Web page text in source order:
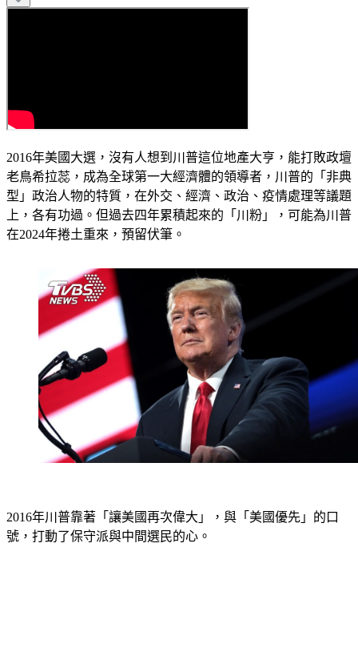
2016年美國大選，沒有人想到川普這位地產大亨，能打敗政壇
老鳥希拉蕊，成為全球第一大經濟體的領導者，川普的「非典
型」政治人物的特質，在外交、經濟、政治、疫情處理等議題
上，各有功過。但過去四年累積起來的「川粉」，可能為川普
在2024年捲土重來，預留伏筆。
2016年川普靠著「讓美國再次偉大」，與「美國優先」的口
號，打動了保守派與中間選民的心。